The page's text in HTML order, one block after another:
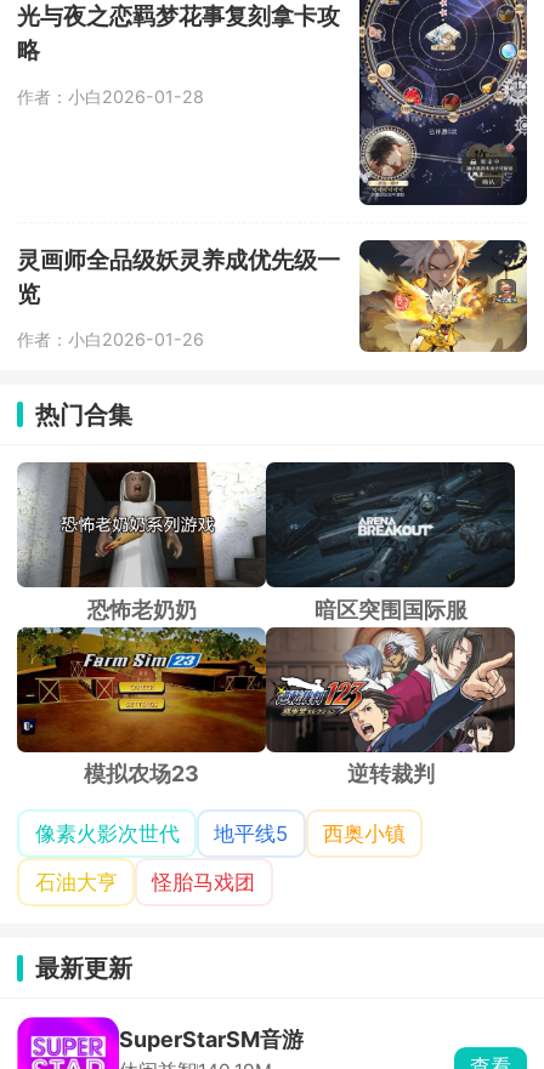
光与夜之恋羁梦花事复刻拿卡攻
略
作者：小白2026-01-28
灵画师全品级妖灵养成优先级一
览
作者：小白2026-01-26
热门合集
恐怖老奶奶 暗区突围国际服
模拟农场23 逆转裁判
像素火影次世代 地平线5
西奥小镇
石油大亨
怪胎马戏团
最新更新
SuperStarSM音游